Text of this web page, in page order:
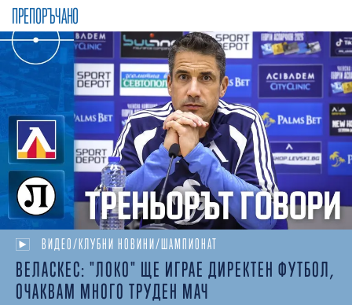
ПРЕПОРЪЧАНО
ВИДЕО/КЛУБНИ НОВИНИ/ШАМПИОНАТ
ВЕЛАСКЕС: "ЛОКО" ЩЕ ИГРАЕ ДИРЕКТЕН ФУТБОЛ,
ОЧАКВАМ МНОГО ТРУДЕН МАЧ